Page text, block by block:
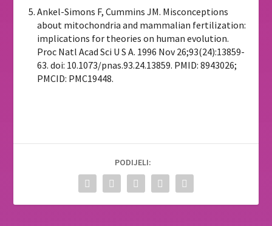
Ankel-Simons F, Cummins JM. Misconceptions
about mitochondria and mammalian fertilization:
implications for theories on human evolution.
Proc Natl Acad Sci U S A. 1996 Nov 26;93(24):13859-
63. doi: 10.1073/pnas.93.24.13859. PMID: 8943026;
PMCID: PMC19448.
PODIJELI: